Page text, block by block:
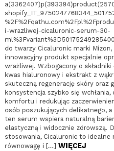
i-wrazliwej-cicaluronic-serum-30-
do twarzy Cicaluronic marki
innowacyjny produkt specjalnie
wrażliwej. Wzbogacony o
kwas hialuronowy i ekstrakt z
skuteczną regenerację skóry oraz
konsystencja szybko się
komfortu i redukując
osób poszukujących delikatnego,
ten serum wspiera naturalną
elastyczną i widocznie zdrowszą.
stosowania, Cicaluronic to idealne
równowagę i […] WIĘCEJ